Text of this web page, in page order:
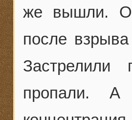
же вышли.
после
пропали. А